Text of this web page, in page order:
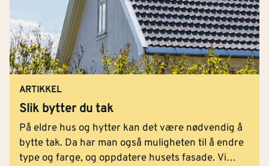
ARTIKKEL
Slik bytter du tak
På eldre hus og hytter kan det være nødvendig å
bytte tak. Da har man også muligheten til å endre
type og farge, og oppdatere husets fasade. Vi